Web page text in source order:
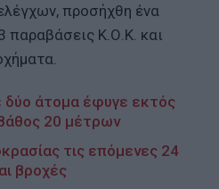
προσήχθη ένα
παραβάσεις Κ.Ο.Κ. και
δύο άτομα έφυγε εκτός
20 μέτρων
τις επόμενες 24
βροχές